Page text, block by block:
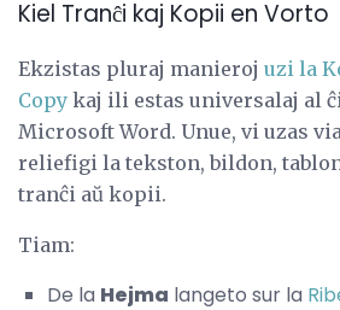
Kiel Tranĉi kaj Kopii en Vorto
Ekzistas pluraj manieroj uzi la
Copy kaj ili estas universalaj al
Microsoft Word. Unue, vi uzas
reliefigi la tekston, bildon,
tranĉi aŭ kopii.
Tiam:
De la Hejma langeto sur la